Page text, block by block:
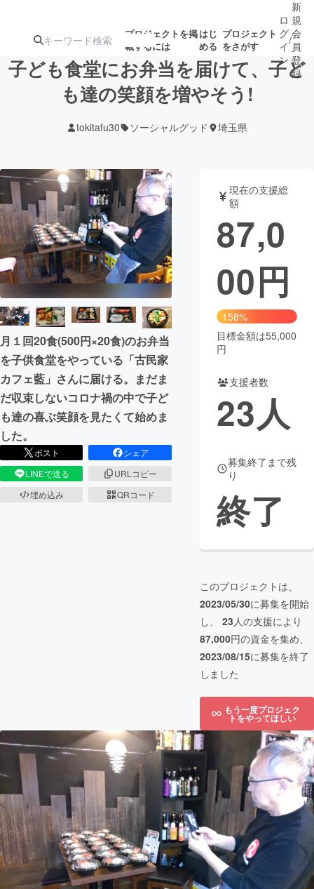
プロジェクトを掲
載するには
はじ
める
プロジェクト
をさがす
ターン
ジェクト
募集終了が近いプ
ロジェクト
アート・写真 音楽
テクノロジー・ガジェット ゲーム・
映像・映画 書籍・雑誌
ビジネス・起業 チャレンジ
まちづくり・地域活性化
CAMPFIRE for Social Good
CAMPFIRE Creation
CAMPFIREふるさと納税machi-ya コミュニティ
ロ
グ
イ
ン
/
新
規
会
員
登
録
子ども食堂にお弁当を届けて、子ど
も達の笑顔を増やそう!
tokitafu30 ソーシャルグッド 埼玉県
月１回20食(500円×20食)のお弁当
を子供食堂をやっている「古民家
カフェ藍」さんに届ける。まだま
だ収束しないコロナ禍の中で子ど
も達の喜ぶ笑顔を見たくて始めま
した。
ポスト
シェア
LINEで送る
URLコピー
埋め込み
QRコード
現在の支援総
額
87,0
00円
158%
目標金額は55,000
円
支援者数
23人
募集終了まで残
り
終了
このプロジェクトは、
2023/05/30に募集を開始
し、 23人の支援により
87,000円の資金を集め、
2023/08/15に募集を終了
しました
もう一度プロジェク
トをやってほしい